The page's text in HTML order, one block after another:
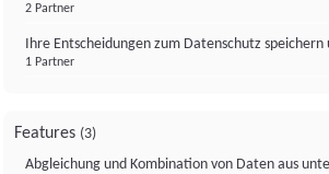
2 Partner
Ihre Entscheidungen zum Datenschutz
1 Partner
Features (3)
Abgleichung und Kombination von Daten aus